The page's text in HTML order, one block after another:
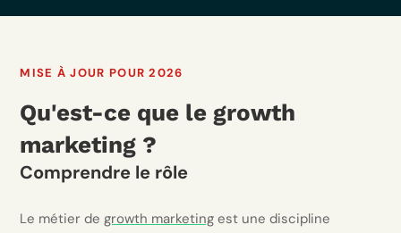
MISE À JOUR POUR 2026
Qu'est-ce que le growth
marketing ?
Comprendre le rôle
Le métier degrowth marketing est une discipline